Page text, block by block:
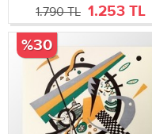
1.790 TL 1.253 TL
%30